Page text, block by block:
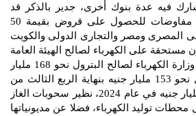
فيه عدة بنوك أخرى، جدير بالذكر قد
أجرت القابضة للكهرباء مفاوضات للحصول على قروض بقيمة 50
المصرى ومصر والتجارى الدولى والكويت
مستحقة على الكهرباء لصالح الهيئة العامة
للبترول، وبلغت مديونية وزارة الكهرباء لصالح البترول نحو 168 مليار
جنيه بنهاية 2023، مقابل نحو 153 مليار جنيه بنهاية الربع الثالث من
2023. وزادت الي 200 مليار جنيه في عام 2024، نظير سحوبات الغاز
محطات توليد الكهرباء، فضلا عن مديونياتها